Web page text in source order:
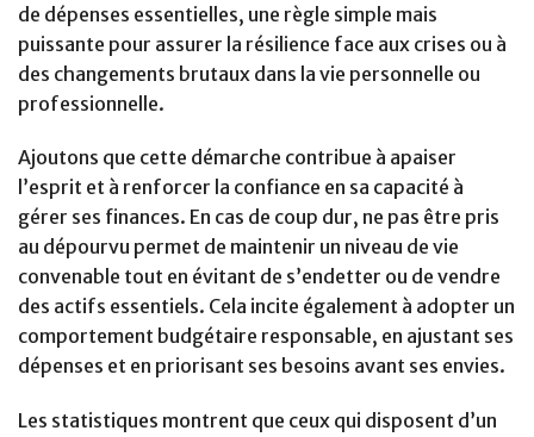
de dépenses essentielles, une règle simple mais
puissante pour assurer la résilience face aux crises ou à
des changements brutaux dans la vie personnelle ou
professionnelle.
Ajoutons que cette démarche contribue à apaiser
l’esprit et à renforcer la confiance en sa capacité à
gérer ses finances. En cas de coup dur, ne pas être pris
au dépourvu permet de maintenir un niveau de vie
convenable tout en évitant de s’endetter ou de vendre
des actifs essentiels. Cela incite également à adopter un
comportement budgétaire responsable, en ajustant ses
dépenses et en priorisant ses besoins avant ses envies.
Les statistiques montrent que ceux qui disposent d’un